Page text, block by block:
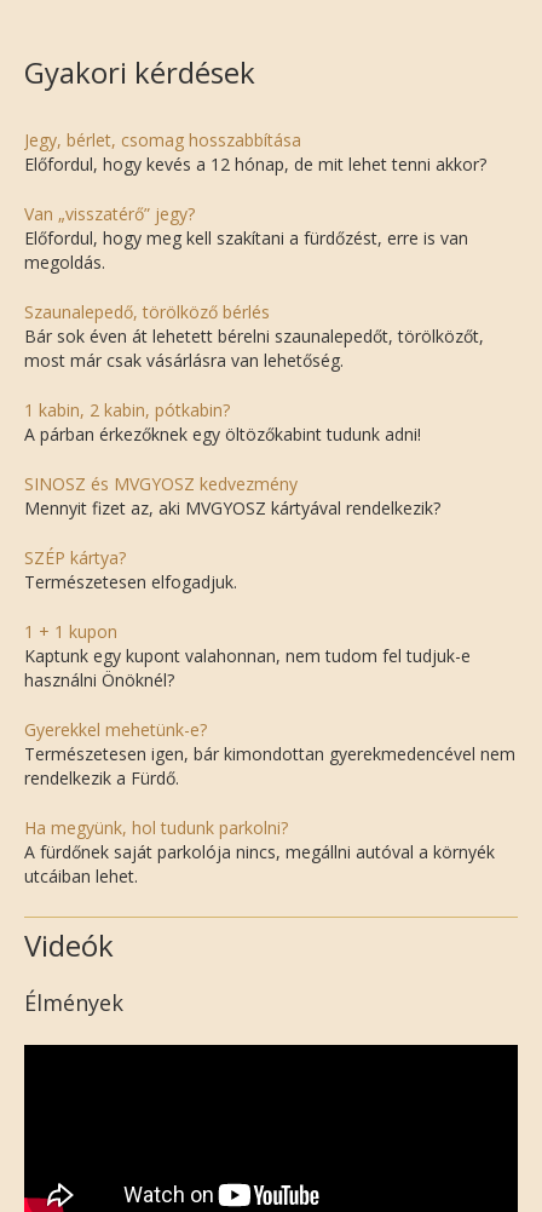
Gyakori kérdések
Jegy, bérlet, csomag hosszabbítása
Előfordul, hogy kevés a 12 hónap, de mit lehet tenni akkor?
Van „visszatérő” jegy?
Előfordul, hogy meg kell szakítani a fürdőzést, erre is van
megoldás.
Szaunalepedő, törölköző bérlés
Bár sok éven át lehetett bérelni szaunalepedőt, törölközőt,
most már csak vásárlásra van lehetőség.
1 kabin, 2 kabin, pótkabin?
A párban érkezőknek egy öltözőkabint tudunk adni!
SINOSZ és MVGYOSZ kedvezmény
Mennyit fizet az, aki MVGYOSZ kártyával rendelkezik?
SZÉP kártya?
Természetesen elfogadjuk.
1 + 1 kupon
Kaptunk egy kupont valahonnan, nem tudom fel tudjuk-e
használni Önöknél?
Gyerekkel mehetünk-e?
Természetesen igen, bár kimondottan gyerekmedencével nem
rendelkezik a Fürdő.
Ha megyünk, hol tudunk parkolni?
A fürdőnek saját parkolója nincs, megállni autóval a környék
utcáiban lehet.
Videók
Élmények